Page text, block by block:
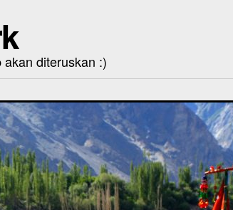
diteruskan :)